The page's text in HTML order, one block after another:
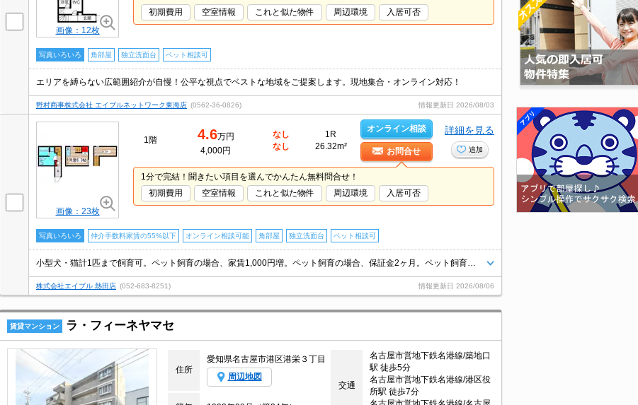
画像：12枚
初期費用
空室情報 これと似た物件 周辺環境 入居可否
写真いろいろ 角部屋 独立洗面台 ペット相談可
エリアを縛らない広範囲紹介が自慢！公平な視点でベストな地域をご提案します。現地集合・オンライン対応！
野村商事株式会社 エイブルネットワーク東海店 (0562-36-0826) 情報更新日 2026/08/03
画像：23枚
1階 4.6万円
4,000円
なし
なし
1R
26.32m²
オンライン相談
お問合せ
詳細を見る
追加
1分で完結！聞きたい項目を選んでかんたん無料問合せ！
初期費用
空室情報 これと似た物件 周辺環境 入居可否
写真いろいろ 仲介手数料家賃の55%以下 オンライン相談可能 角部屋 独立洗面台 ペット相談可
株式会社エイブル 熱田店 (052-683-8251) 情報更新日 2026/08/06
賃貸マンション ラ・フィーネヤマセ
住所
愛知県名古屋市港区港栄３丁目
周辺地図
交通
名古屋市営地下鉄名港線/築地口
駅 徒歩5分
名古屋市営地下鉄名港線/港区役
所駅 徒歩7分